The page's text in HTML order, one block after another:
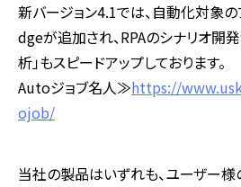
新バージョン4.1では、自動化対象
dgeが追加され、RPAのシナリオ開
析」もスピードアップしております。
Autoジョブ名人≫https://
ojob/
当社の製品はいずれも、ユーザー